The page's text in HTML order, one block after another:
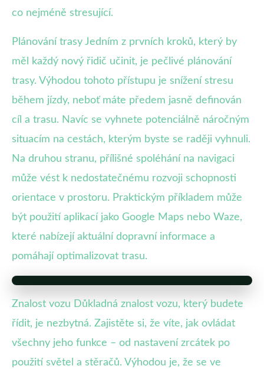
co nejméně stresující.
Plánování trasy Jedním z prvních kroků, který by
měl každý nový řidič učinit, je pečlivé plánování
trasy. Výhodou tohoto přístupu je snížení stresu
během jízdy, neboť máte předem jasně definován
cíl a trasu. Navíc se vyhnete potenciálně náročným
situacím na cestách, kterým byste se raději vyhnuli.
Na druhou stranu, přílišné spoléhání na navigaci
může vést k nedostatečnému rozvoji schopnosti
orientace v prostoru. Praktickým příkladem může
být použití aplikací jako Google Maps nebo Waze,
které nabízejí aktuální dopravní informace a
pomáhají optimalizovat trasu.
Znalost vozu Důkladná znalost vozu, který budete
řídit, je nezbytná. Zajistěte si, že víte, jak ovládat
všechny jeho funkce – od nastavení zrcátek po
použití světel a stěračů. Výhodou je, že se ve